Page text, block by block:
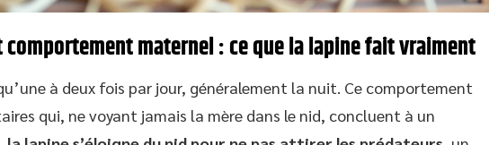
maternel : ce que la lapine fait vraiment
à deux fois par jour, généralement la nuit. Ce comportement
qui, ne voyant jamais la mère dans le nid, concluent à un